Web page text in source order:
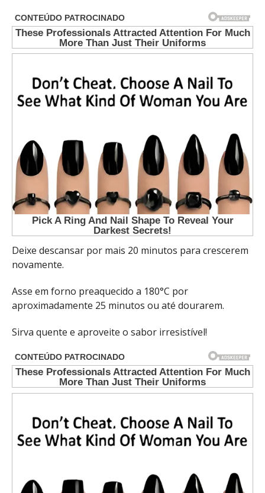
Deixe descansar por mais 20 minutos para crescerem
novamente.
Asse em forno preaquecido a 180°C por
aproximadamente 25 minutos ou até dourarem.
Sirva quente e aproveite o sabor irresistível!